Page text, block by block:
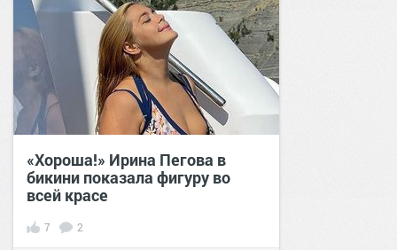
«Хороша!» Ирина Пегова в
бикини показала фигуру во
всей красе
7 2